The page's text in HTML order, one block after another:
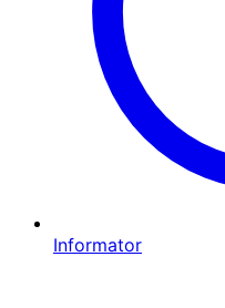
Informator